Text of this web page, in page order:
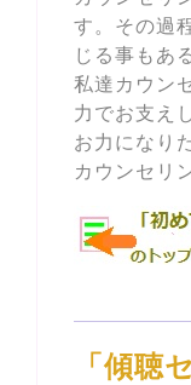
す。その過
じる事もあ
私達カウン
力でお支え
お力になり
カウンセリ
「傾聴